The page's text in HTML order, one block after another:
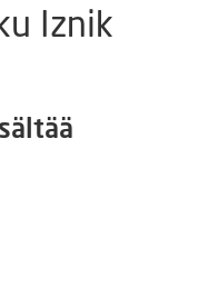
Iznik